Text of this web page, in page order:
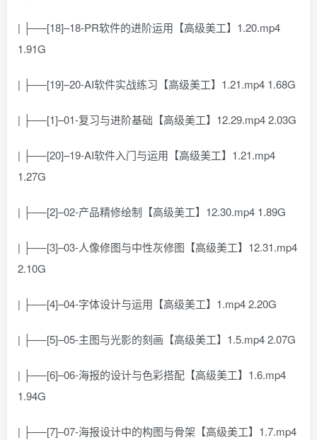
| ├──[18]–18-PR软件的进阶运用【高级美工】1.20.mp4
1.91G
| ├──[19]–20-AI软件实战练习【高级美工】1.21.mp4 1.68G
| ├──[1]–01-复习与进阶基础【高级美工】12.29.mp4 2.03G
| ├──[20]–19-AI软件入门与运用【高级美工】1.21.mp4
1.27G
| ├──[2]–02-产品精修绘制【高级美工】12.30.mp4 1.89G
| ├──[3]–03-人像修图与中性灰修图【高级美工】12.31.mp4
2.10G
| ├──[4]–04-字体设计与运用【高级美工】1.mp4 2.20G
| ├──[5]–05-主图与光影的刻画【高级美工】1.5.mp4 2.07G
| ├──[6]–06-海报的设计与色彩搭配【高级美工】1.6.mp4
1.94G
| ├──[7]–07-海报设计中的构图与骨架【高级美工】1.7.mp4